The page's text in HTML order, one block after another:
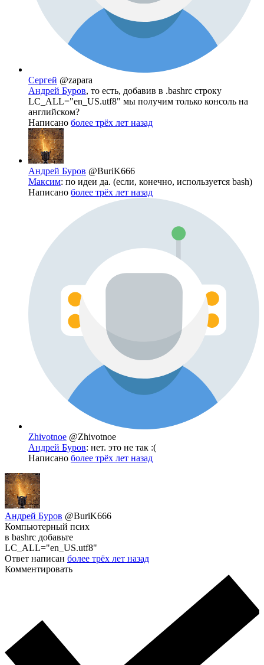
Сергей @zapara
Андрей Буров, то есть, добавив в .bashrc строку
LC_ALL="en_US.utf8" мы получим только консоль на
английском?
Написано более трёх лет назад
Андрей Буров @BuriK666
Максим: по идеи да. (если, конечно, используется bash)
Написано более трёх лет назад
Zhivotnoe @Zhivotnoe
Андрей Буров: нет. это не так :(
Написано более трёх лет назад
Андрей Буров @BuriK666
Компьютерный псих
в bashrc добавьте
LC_ALL="en_US.utf8"
Ответ написан более трёх лет назад
Комментировать